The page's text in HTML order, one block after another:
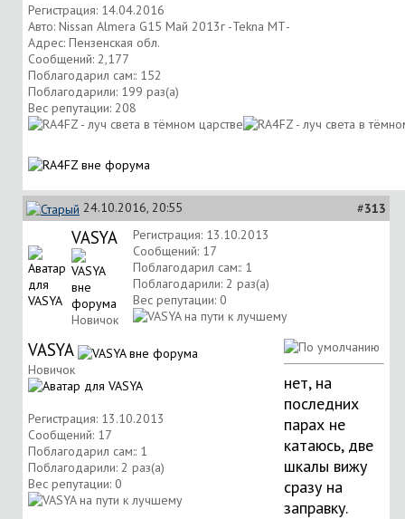
Регистрация: 14.04.2016
Авто: Nissan Almera G15 Май 2013г -Tekna МТ-
Адрес: Пензенская обл.
Сообщений: 2,177
Поблагодарил сам:: 152
Поблагодарили: 199 раз(а)
Вес репутации: 208
24.10.2016, 20:55 #313
VASYA
Новичок
Регистрация: 13.10.2013
Сообщений: 17
Поблагодарил сам:: 1
Поблагодарили: 2 раз(а)
Вес репутации: 0
VASYA
Новичок
Регистрация: 13.10.2013
Сообщений: 17
Поблагодарил сам:: 1
Поблагодарили: 2 раз(а)
Вес репутации: 0
нет, на
последних
парах не
катаюсь, две
шкалы вижу
сразу на
заправку.